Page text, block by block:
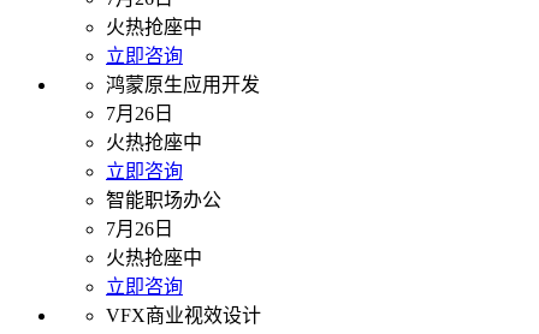
火热抢座中
立即咨询
鸿蒙原生应用开发
7月26日
火热抢座中
立即咨询
智能职场办公
7月26日
火热抢座中
立即咨询
VFX商业视效设计